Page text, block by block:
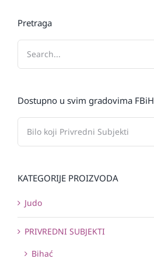
Pretraga
Dostupno u svim gradovima FBiH
KATEGORIJE PROIZVODA
Judo
PRIVREDNI SUBJEKTI
Bihać